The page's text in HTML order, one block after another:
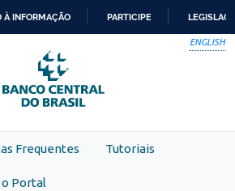
PARA
O
CONTEÚDO
À INFORMAÇÃO PARTICIPE
ENGLISH
Frequentes Tutoriais
Portal